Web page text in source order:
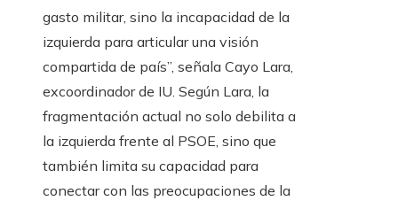
gasto militar, sino la incapacidad de la
izquierda para articular una visión
compartida de país”, señala Cayo Lara,
excoordinador de IU. Según Lara, la
fragmentación actual no solo debilita a
la izquierda frente al PSOE, sino que
también limita su capacidad para
conectar con las preocupaciones de la